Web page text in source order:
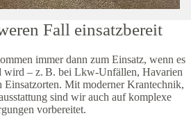
Fall einsatzbereit
immer dann zum Einsatz, wenn es
wird – z. B. bei Lkw-Unfällen, Havarien
Einsatzorten. Mit moderner Krantechnik,
sind wir auch auf komplexe
vorbereitet.